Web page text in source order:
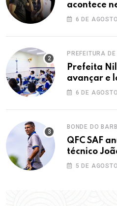
acontece
Dunas
6 DE
PREFEITURA
Prefeita
avançar e
maior IDEB
6 DE
BONDE DO
QFC SAF
técnico
da elite do
5 DE